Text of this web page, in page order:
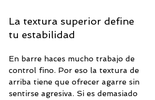
La textura superior define
tu estabilidad
En barre haces mucho trabajo de
control fino. Por eso la textura de
arriba tiene que ofrecer agarre sin
sentirse agresiva. Si es demasiado